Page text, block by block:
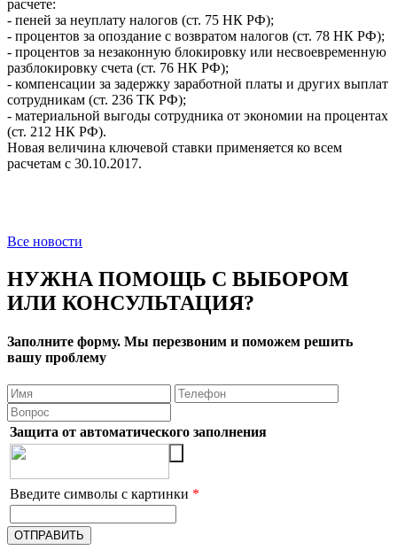
расчете:
- пеней за неуплату налогов (ст. 75 НК РФ);
- процентов за опоздание с возвратом налогов (ст. 78 НК РФ);
- процентов за незаконную блокировку или несвоевременную
разблокировку счета (ст. 76 НК РФ);
- компенсации за задержку заработной платы и других выплат
сотрудникам (ст. 236 ТК РФ);
- материальной выгоды сотрудника от экономии на процентах
(ст. 212 НК РФ).
Новая величина ключевой ставки применяется ко всем
расчетам с 30.10.2017.
Все новости
НУЖНА ПОМОЩЬ С ВЫБОРОМ
ИЛИ КОНСУЛЬТАЦИЯ?
Заполните форму. Мы перезвоним и поможем решить
вашу проблему
Защита от автоматического заполнения
Введите символы с картинки *